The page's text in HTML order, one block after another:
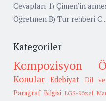
Cevapları 1) Çimen’in
Öğretmen B) Tur rehberi C...
Kategoriler
Kompozisyon
Konular Edebiyat Dil ve
Paragraf Bilgisi LGS-Sözel